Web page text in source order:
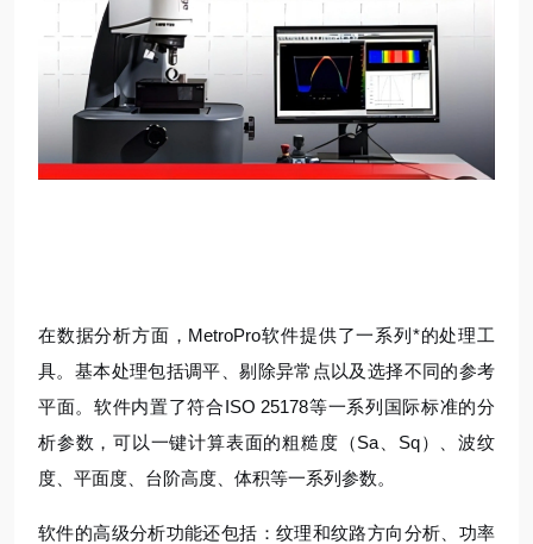
在数据分析方面，MetroPro软件提供了一系列*的处理工
具。基本处理包括调平、剔除异常点以及选择不同的参考
平面。软件内置了符合ISO 25178等一系列国际标准的分
析参数，可以一键计算表面的粗糙度（Sa、Sq）、波纹
度、平面度、台阶高度、体积等一系列参数。
软件的高级分析功能还包括：纹理和纹路方向分析、功率